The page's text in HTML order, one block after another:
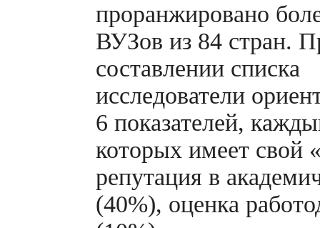
проранжировано
ВУЗов из 84 стран.
составлении списка
исследователи
6 показателей,
которых имеет свой
репутация в
(40%), оценка